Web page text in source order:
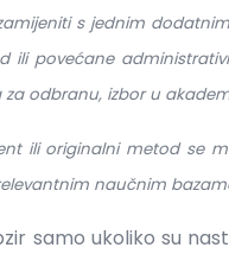
s jednim
ili povećane
odbranu, izbor u
ili originalni metod se
naučnim
samo ukoliko su